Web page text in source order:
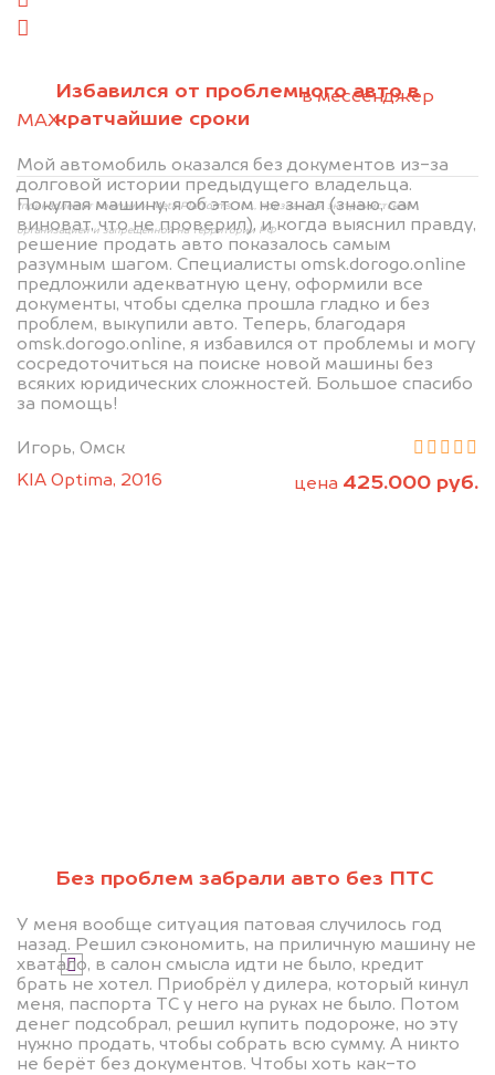
Избавился от проблемного авто в
кратчайшие сроки
Мой автомобиль оказался без документов из-за
долговой истории предыдущего владельца.
Покупая машину, я об этом не знал (знаю, сам
виноват, что не проверил), и когда выяснил правду,
решение продать авто показалось самым
разумным шагом. Специалисты omsk.dorogo.online
предложили адекватную цену, оформили все
документы, чтобы сделка прошла гладко и без
проблем, выкупили авто. Теперь, благодаря
omsk.dorogo.online, я избавился от проблемы и могу
сосредоточиться на поиске новой машины без
всяких юридических сложностей. Большое спасибо
за помощь!
Игорь, Омск
KIA Optima, 2016
цена 425.000 руб.
Без проблем забрали авто без ПТС
У меня вообще ситуация патовая случилось год
назад. Решил сэкономить, на приличную машину не
хватало, в салон смысла идти не было, кредит
брать не хотел. Приобрёл у дилера, который кинул
меня, паспорта ТС у него на руках не было. Потом
денег подсобрал, решил купить подороже, но эту
нужно продать, чтобы собрать всю сумму. А никто
не берёт без документов. Чтобы хоть как-то
+79584983298 по WhatsApp*,в мессенджер
MAXили на электронную почту
*принадлежит компании Meta Platforms, Inc., признанной экстремистской
организацией и запрещённой на территории РФ
Мы консультируем
абсолютно
Я даю согласие на обработку своих
персональных данных и соглашаюсь с
политикой конфиденциальности